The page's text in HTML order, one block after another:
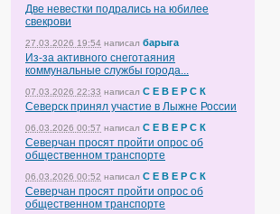
Две невестки подрались на юбилее
свекрови
27.03.2026 19:54 написал барыга
Из-за активного снеготаяния
коммунальные службы города...
07.03.2026 22:33 написал С Е В Е Р С К
Северск принял участие в Лыжне России
06.03.2026 00:57 написал С Е В Е Р С К
Северчан просят пройти опрос об
общественном транспорте
06.03.2026 00:52 написал С Е В Е Р С К
Северчан просят пройти опрос об
общественном транспорте